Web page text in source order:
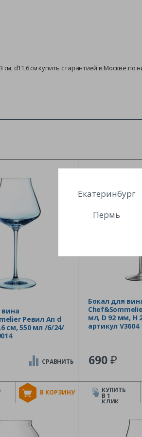
см, d11,6 см купить с гарантией в Москве
вина
Ревил Ап d
см, 550 мл /6/24/
В КОРЗИНУ
СРАВНИТЬ
Бокал для
мл, D 92 мм, H
артикул V3604
690₽
КУПИТЬ
В 1
КЛИК
Екатеринбург
Пермь